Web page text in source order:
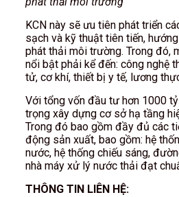
KCN này sẽ ưu tiên phát triển
sạch và kỹ thuật tiên tiến,
phát thải môi trường. Trong đó,
nổi bật phải kể đến: công nghệ
tử, cơ khí, thiết bị y tế, lương
Với tổng vốn đầu tư hơn 1000
trọng xây dựng cơ sở hạ tầng
Trong đó bao gồm đầy đủ các
động sản xuất, bao gồm: hệ
nước, hệ thống chiếu sáng,
nhà máy xử lý nước thải đạt
THÔNG TIN LIÊN HỆ: